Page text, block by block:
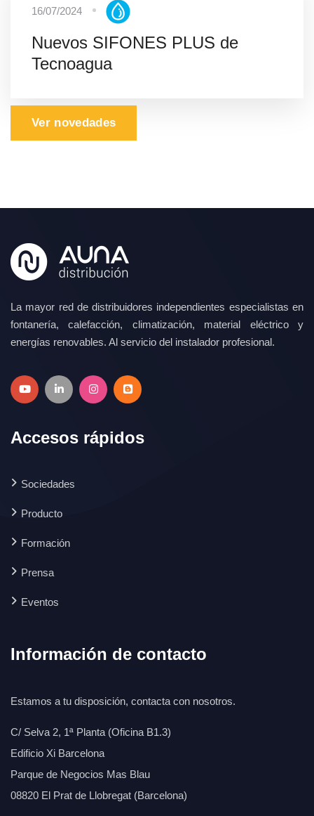
16/07/2024
Nuevos SIFONES PLUS de
Tecnoagua
Ver novedades
La mayor red de distribuidores independientes especialistas en
fontanería, calefacción, climatización, material eléctrico y
energías renovables. Al servicio del instalador profesional.
Accesos rápidos
Sociedades
Producto
Formación
Prensa
Eventos
Información de contacto
Estamos a tu disposición, contacta con nosotros.
C/ Selva 2, 1ª Planta (Oficina B1.3)
Edificio Xi Barcelona
Parque de Negocios Mas Blau
08820 El Prat de Llobregat (Barcelona)